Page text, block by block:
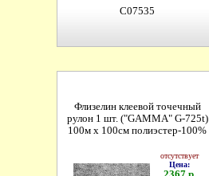
C07535
Флизелин клеевой точечный
рулон 1 шт. ("GAMMA" G-725t)
100м х 100см полиэстер-100%
отсутствует
Цена: